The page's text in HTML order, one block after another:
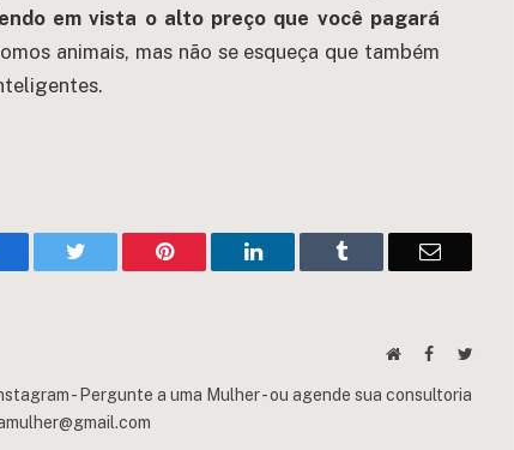
em vista o alto preço que você pagará
animais, mas não se esqueça que também
Twitter Pinterest LinkedIn Tumblr Email
WebsiteFacebookTwitter
- Pergunte a uma Mulher - ou agende sua consultoria